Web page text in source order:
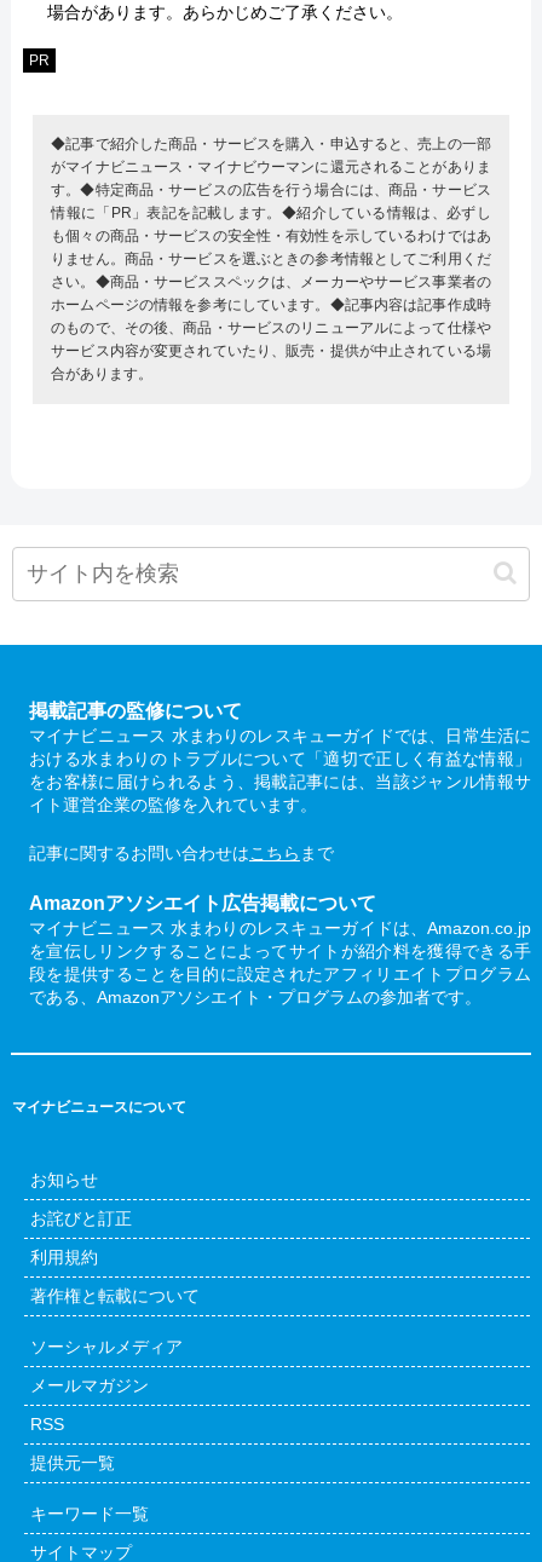
場合があります。あらかじめご了承ください。
PR
◆記事で紹介した商品・サービスを購入・申込すると、売上の一部
がマイナビニュース・マイナビウーマンに還元されることがありま
す。◆特定商品・サービスの広告を行う場合には、商品・サービス
情報に「PR」表記を記載します。◆紹介している情報は、必ずし
も個々の商品・サービスの安全性・有効性を示しているわけではあ
りません。商品・サービスを選ぶときの参考情報としてご利用くだ
さい。◆商品・サービススペックは、メーカーやサービス事業者の
ホームページの情報を参考にしています。◆記事内容は記事作成時
のもので、その後、商品・サービスのリニューアルによって仕様や
サービス内容が変更されていたり、販売・提供が中止されている場
合があります。
掲載記事の監修について
マイナビニュース 水まわりのレスキューガイドでは、日常生活に
おける水まわりのトラブルについて「適切で正しく有益な情報」
をお客様に届けられるよう、掲載記事には、当該ジャンル情報サ
イト運営企業の監修を入れています。
記事に関するお問い合わせはこちら まで
Amazonアソシエイト広告掲載について
マイナビニュース 水まわりのレスキューガイドは、Amazon.co.jp
を宣伝しリンクすることによってサイトが紹介料を獲得できる手
段を提供することを目的に設定されたアフィリエイトプログラム
である、Amazonアソシエイト・プログラムの参加者です。
マイナビニュースについて
お知らせ
お詫びと訂正
利用規約
著作権と転載について
ソーシャルメディア
メールマガジン
RSS
提供元一覧
キーワード一覧
サイトマップ